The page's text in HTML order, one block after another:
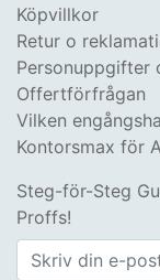
Köpvillkor
Retur o
Personuppgifter
Offertförfrågan
Vilken
Kontorsmax för
Steg-för-Steg
Proffs!